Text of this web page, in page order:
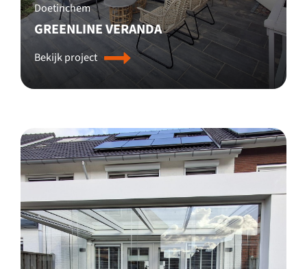
Doetinchem
GREENLINE VERANDA
Bekijk project